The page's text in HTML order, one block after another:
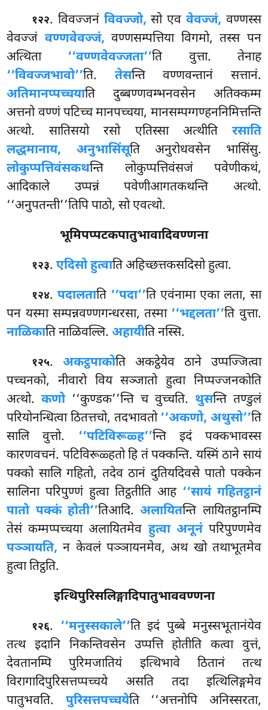
१२२. विवज्जनं विवज्जो, सो एववेवज्जं, वण्णस्स
वेवज्जं वण्णवेवज्जं, वण्णसम्पत्तिया विगमो, तस्स पन
अत्थिता ‘‘वण्णवेवज्जता’’ति वुत्ता. तेनाह
‘‘विवज्जभावो’’ति. तेसन्ति वण्णवन्तानं सत्तानं.
अतिमानप्पच्चयाति दुब्बण्णवम्भनवसेन अतिक्कम्म
अत्तनो वण्णं पटिच्च मानपच्चया, मानसम्पग्गण्हननिमित्तन्ति
अत्थो. सातिसयो रसो एतिस्सा अत्थीति रसाति
लद्धमानाय, अनुभासिंसूति अनुरोधवसेन भासिंसु.
लोकुप्पत्तिवंसकथन्ति लोकुप्पत्तिवंसजं पवेणीकथं,
आदिकाले उप्पन्नं पवेणीआगतकथन्ति अत्थो.
‘‘अनुपतन्ती’’तिपि पाठो, सो एवत्थो.
भूमिपप्पटकपातुभावादिवण्णना
१२३.एदिसो हुत्वाति अहिच्छत्तकसदिसो हुत्वा.
१२४. पदालताति ‘‘पदा’’ति एवंनामा एका लता, सा
पन यस्मा सम्पन्नवण्णगन्धरसा, तस्मा ‘‘भद्दलता’’ति वुत्ता.
नाळिकाति नाळिवल्लि.अहायीति नस्सि.
१२५. अकट्ठपाकोति अकट्ठेयेव ठाने उप्पज्जित्वा
पच्चनको, नीवारो विय सञ्जातो हुत्वा निप्पज्जनकोति
अत्थो.कणो‘‘कुण्डक’’न्ति च वुच्चति. थुसन्ति तण्डुलं
परियोनन्धित्वा ठितत्तचो, तदभावतो‘‘अकणो, अथुसो’’ति
सालि वुत्तो. ‘‘पटिविरूळ्ह’’न्ति इदं पक्कभावस्स
कारणवचनं. पटिविरूळ्हतो हि तं पक्कन्ति. यस्मिं ठाने सायं
पक्को सालि गहितो, तदेव ठानं दुतियदिवसे पातो पक्केन
सालिना परिपुण्णं हुत्वा तिट्ठतीति आह ‘‘सायं गहितट्ठानं
पातो पक्कं होती’’तिआदि.अलायितन्ति लायितट्ठानम्पि
तेसं कम्मप्पच्चया अलायितमेव हुत्वा अनूनंपरिपुण्णमेव
पञ्ञायति, न केवलं पञ्ञायनमेव, अथ खो तथाभूतमेव
हुत्वा तिट्ठति.
इत्थिपुरिसलिङ्गादिपातुभाववण्णना
१२६. ‘‘मनुस्सकाले’’ति इदं पुब्बे मनुस्सभूतानंयेव
तत्थ इदानि निकन्तिवसेन उप्पत्ति होतीति कत्वा वुत्तं,
देवतानम्पि पुरिमजातियं इत्थिभावे ठितानं तत्थ
विरागादिपुरिसत्तप्पच्चये असति तदा इत्थिलिङ्गमेव
पातुभवति. पुरिसत्तपच्चयेति ‘‘अत्तनोपि अनिस्सरता,